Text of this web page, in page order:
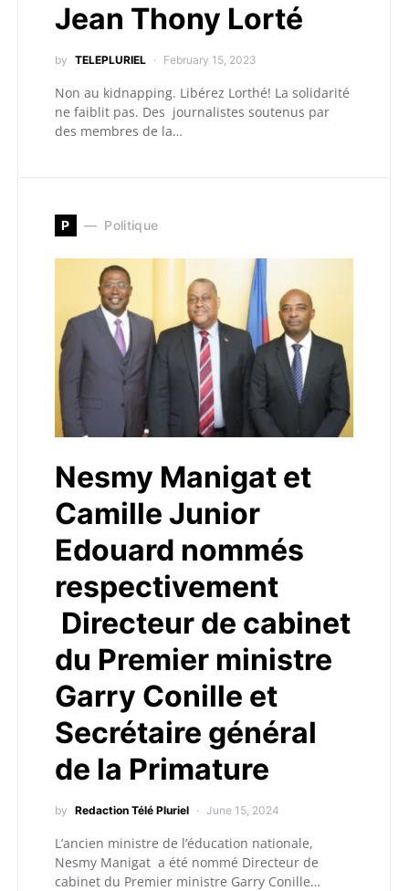
Jean Thony Lorté
by TELEPLURIEL February 15, 2023
Non au kidnapping. Libérez Lorthé! La solidarité
ne faiblit pas. Des journalistes soutenus par
des membres de la…
P Politique
Nesmy Manigat et
Camille Junior
Edouard nommés
respectivement
Directeur de cabinet
du Premier ministre
Garry Conille et
Secrétaire général
de la Primature
by Redaction Télé Pluriel June 15, 2024
L’ancien ministre de l’éducation nationale,
Nesmy Manigat a été nommé Directeur de
cabinet du Premier ministre Garry Conille…